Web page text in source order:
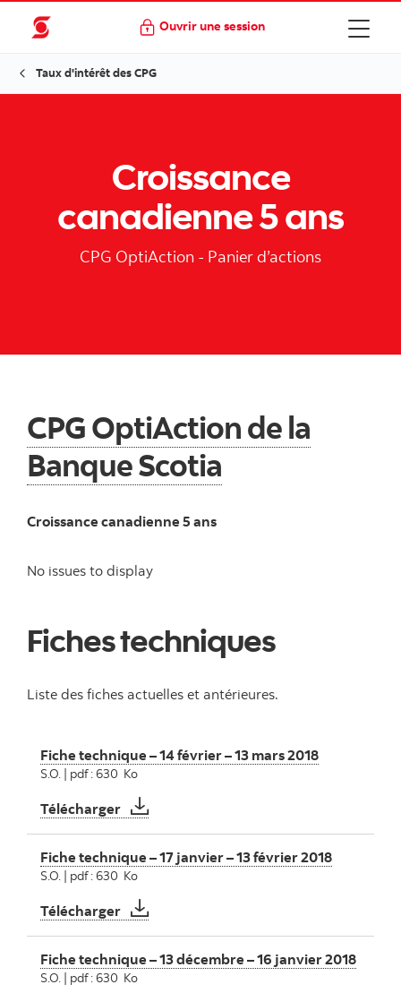
Ouvrir une session
Taux d'intérêt des CPG
Croissance
canadienne 5 ans
CPG OptiAction - Panier d’actions
CPG OptiAction de la
Banque Scotia
Croissance canadienne 5 ans
No issues to display
Fiches techniques
Liste des fiches actuelles et antérieures.
Fiche technique – 14 février – 13 mars 2018
S.O. | pdf : 630 Ko
Télécharger Fiche technique – 14 février – 13 mars 2018
Fiche technique – 17 janvier – 13 février 2018
S.O. | pdf : 630 Ko
Télécharger Fiche technique – 17 janvier – 13 février
Fiche technique – 13 décembre – 16 janvier 2018
S.O. | pdf : 630 Ko